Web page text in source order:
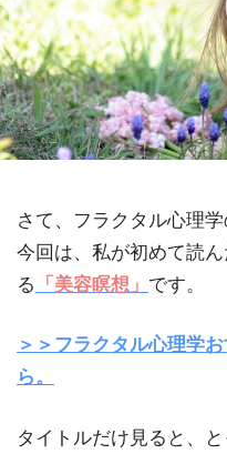
さて、フラクタル心理
今回は、私が初めて読
る
「美容瞑想」 です。
＞＞フラクタル心理学
ら。
タイトルだけ見ると、